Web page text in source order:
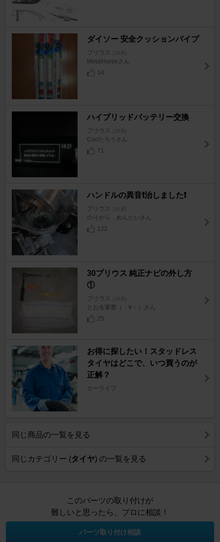
ダイソー 安全クッションパイプ
プリウス [30系]
MetalHorseさん
14
ハイブリッドバッテリー交換
プリウス [30系]
Cooたろうさん
71
ハンドルの異音❗️治しました❗️
プリウス [30系]
のりから めんたいさん
122
30プリウス 純正ナビの外し方
①
プリウス [30系]
とおる軍曹（・∀・）さん
25
お得に探したい！スタッドレス
タイヤはどこで、いつ買うのが
正解？
カーライフ
同じ商品の一覧を見る
同じカテゴリー (タイヤ) の一覧を見る
このパーツの取り付けが
難しいと思ったら、プロに相談！
パーツ取り付け相談